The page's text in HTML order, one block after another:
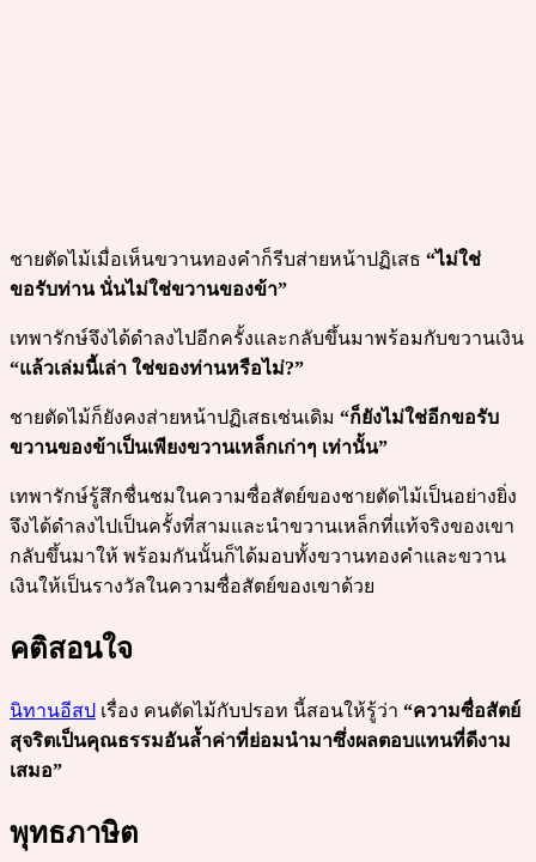
ชายตัดไม้เมื่อเห็นขวานทองคำก็รีบส่ายหน้าปฏิเสธ “ไม่ใช่
ขอรับท่าน นั่นไม่ใช่ขวานของข้า”
เทพารักษ์จึงได้ดำลงไปอีกครั้งและกลับขึ้นมาพร้อมกับขวานเงิน
“แล้วเล่มนี้เล่า ใช่ของท่านหรือไม่?”
ชายตัดไม้ก็ยังคงส่ายหน้าปฏิเสธเช่นเดิม “ก็ยังไม่ใช่อีกขอรับ
ขวานของข้าเป็นเพียงขวานเหล็กเก่าๆ เท่านั้น”
เทพารักษ์รู้สึกชื่นชมในความซื่อสัตย์ของชายตัดไม้เป็นอย่างยิ่ง
จึงได้ดำลงไปเป็นครั้งที่สามและนำขวานเหล็กที่แท้จริงของเขา
กลับขึ้นมาให้ พร้อมกันนั้นก็ได้มอบทั้งขวานทองคำและขวาน
เงินให้เป็นรางวัลในความซื่อสัตย์ของเขาด้วย
คติสอนใจ
นิทานอีสป เรื่อง คนตัดไม้กับปรอท นี้สอนให้รู้ว่า “ความซื่อสัตย์
สุจริตเป็นคุณธรรมอันล้ำค่าที่ย่อมนำมาซึ่งผลตอบแทนที่ดีงาม
เสมอ”
พุทธภาษิต